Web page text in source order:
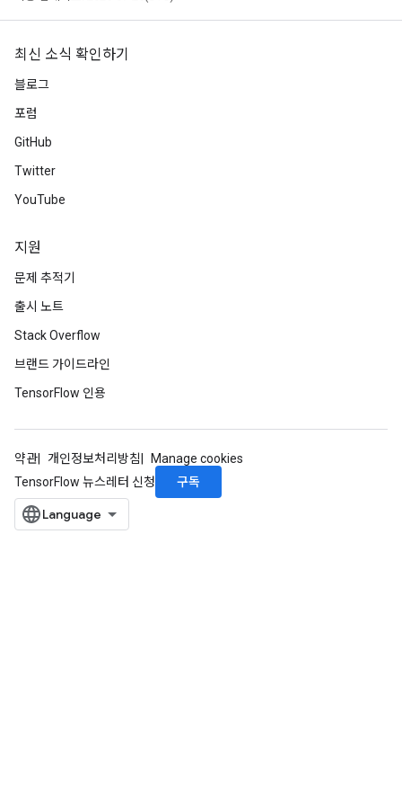
최신 소식 확인하기
블로그
포럼
GitHub
Twitter
YouTube
지원
문제 추적기
출시 노트
Stack Overflow
브랜드 가이드라인
TensorFlow 인용
약관 개인정보처리방침
Manage cookies
TensorFlow 뉴스레터 신청
구독